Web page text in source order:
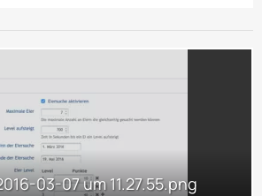
03-07 um 11.27.55.png